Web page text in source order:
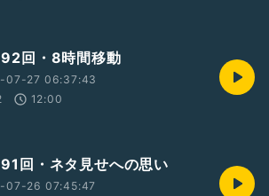
回・8時間移動
07-27 06:37:43
12:00
回・ネタ見せへの思い
07-26 07:45:47